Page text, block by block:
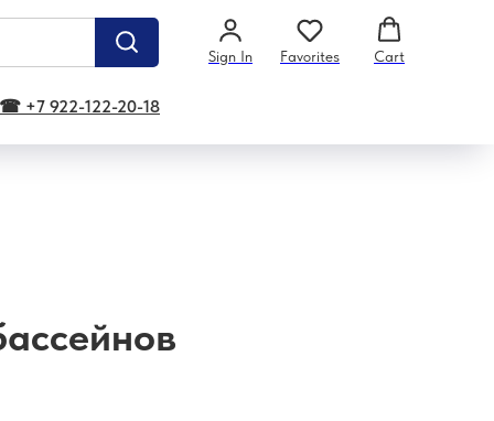
Sign In Favorites Cart
☎ +7 922-122-20-18